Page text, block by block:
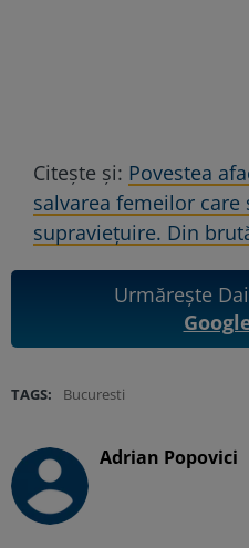
Citește și: Povestea
salvarea femeilor
supraviețuire. Din
Urmărește
TAGS: Bucuresti
Adrian Popovici